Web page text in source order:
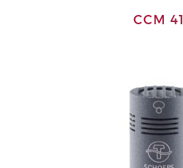
CCM 41